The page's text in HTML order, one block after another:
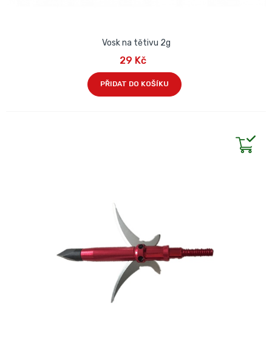
Vosk na tětivu 2g
29 Kč
PŘIDAT DO KOŠÍKU